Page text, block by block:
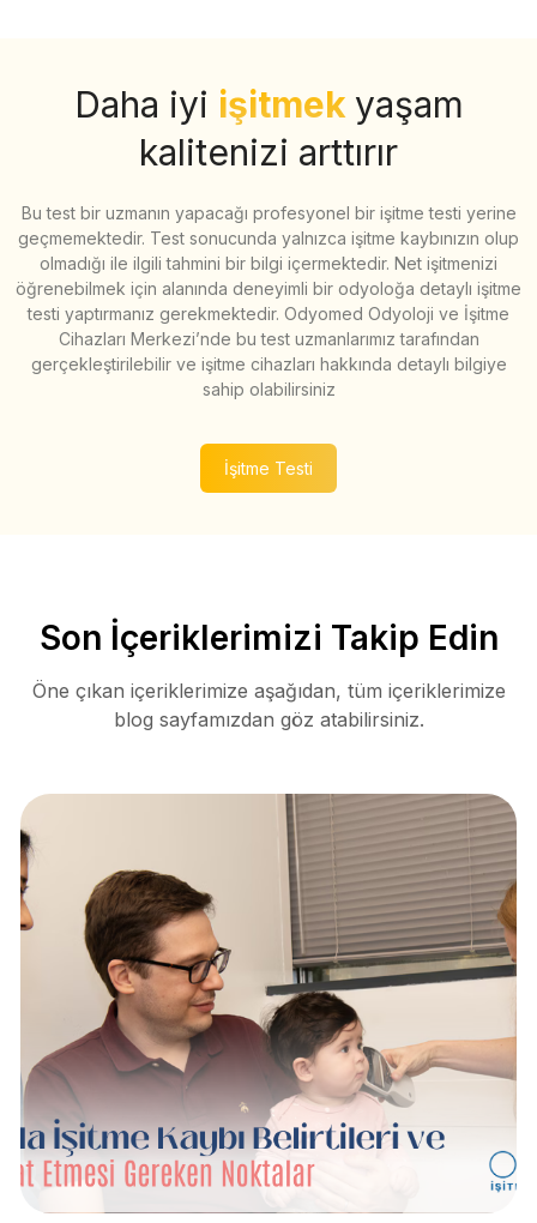
Daha iyi işitmek yaşam
kalitenizi arttırır
Bu test bir uzmanın yapacağı profesyonel bir işitme testi yerine
geçmemektedir. Test sonucunda yalnızca işitme kaybınızın olup
olmadığı ile ilgili tahmini bir bilgi içermektedir. Net işitmenizi
öğrenebilmek için alanında deneyimli bir odyoloğa detaylı işitme
testi yaptırmanız gerekmektedir. Odyomed Odyoloji ve İşitme
Cihazları Merkezi’nde bu test uzmanlarımız tarafından
gerçekleştirilebilir ve işitme cihazları hakkında detaylı bilgiye
sahip olabilirsiniz
İşitme Testi
Son İçeriklerimizi Takip Edin
Öne çıkan içeriklerimize aşağıdan, tüm içeriklerimize
blog sayfamızdan göz atabilirsiniz.